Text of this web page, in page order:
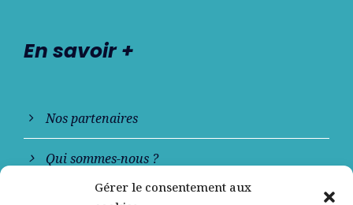
Gérer le consentement aux
En savoir +
Nos partenaires
Qui sommes-nous ?
Contactez-nous